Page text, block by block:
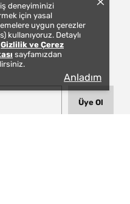
deneyiminizi
için yasal
uygun çerezler
kullanıyoruz. Detaylı
Gizlilik ve Çerez
sayfamızdan
Anladım
Üye Ol